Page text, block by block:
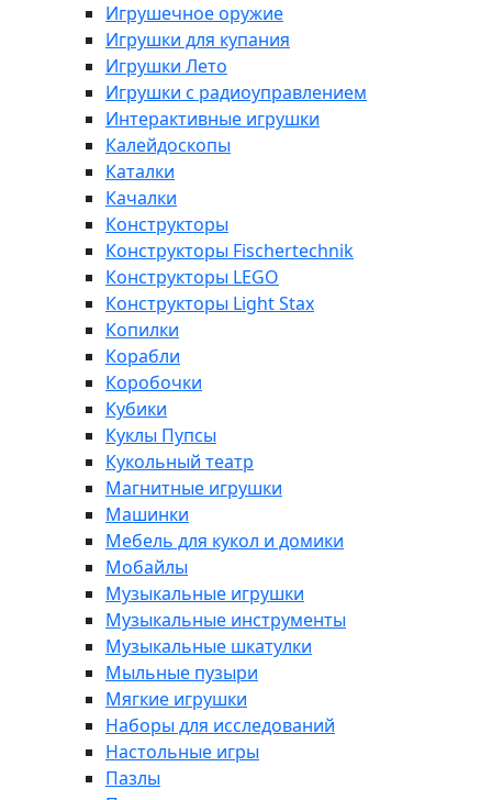
Игрушечное оружие
Игрушки для купания
Игрушки Лето
Игрушки с радиоуправлением
Интерактивные игрушки
Калейдоскопы
Каталки
Качалки
Конструкторы
Конструкторы Fisсhertechnik
Конструкторы LEGO
Конструкторы Light Stax
Копилки
Корабли
Коробочки
Кубики
Куклы Пупсы
Кукольный театр
Магнитные игрушки
Машинки
Мебель для кукол и домики
Мобайлы
Музыкальные игрушки
Музыкальные инструменты
Музыкальные шкатулки
Мыльные пузыри
Мягкие игрушки
Наборы для исследований
Настольные игры
Пазлы